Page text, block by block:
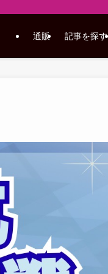
通販 記事を探す